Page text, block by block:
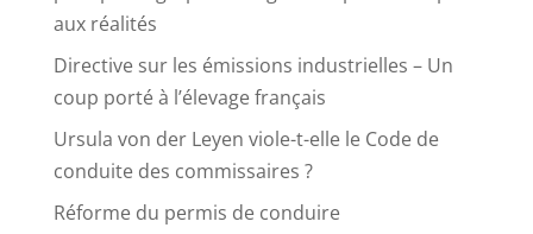
aux réalités
Directive sur les émissions industrielles – Un
coup porté à l’élevage français
Ursula von der Leyen viole-t-elle le Code de
conduite des commissaires ?
Réforme du permis de conduire